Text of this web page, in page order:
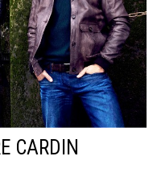
CARDIN